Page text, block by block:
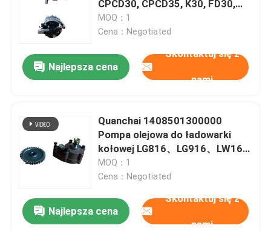
części SDLG
Części szantui
CPCD30, CPCD35, K30, FD30,
FD35, LG30DT
MOQ：1
Cena：Negotiated
Najlepsza cena
Skontaktuj się z
nami
Quanchai 1408501300000
Pompa olejowa do ładowarki
kołowej LG816、LG916、LW160
Quanchai Silnik wysokoprężny
Assy QC485、QC485Q、
MOQ：1
Cena：Negotiated
Najlepsza cena
Skontaktuj się z
nami